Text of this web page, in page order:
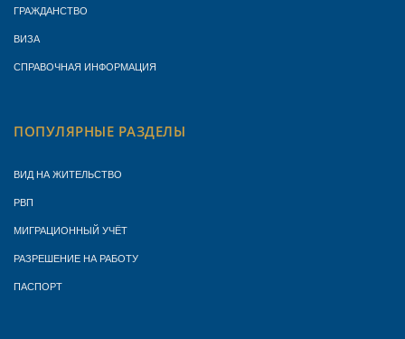
ГРАЖДАНСТВО
ВИЗА
СПРАВОЧНАЯ ИНФОРМАЦИЯ
ПОПУЛЯРНЫЕ РАЗДЕЛЫ
ВИД НА ЖИТЕЛЬСТВО
РВП
МИГРАЦИОННЫЙ УЧЁТ
РАЗРЕШЕНИЕ НА РАБОТУ
ПАСПОРТ